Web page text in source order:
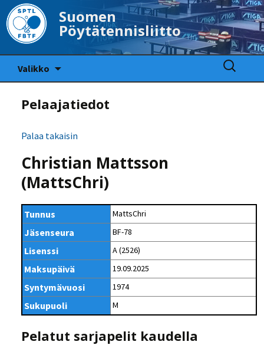
Suomen
Pöytätennisliitto
Valikko
Haku:
Pelaajatiedot
Palaa takaisin
Christian Mattsson
(MattsChri)
Tunnus MattsChri
Jäsenseura BF-78
Lisenssi A (2526)
Maksupäivä 19.09.2025
Syntymävuosi 1974
Sukupuoli M
Pelatut sarjapelit kaudella